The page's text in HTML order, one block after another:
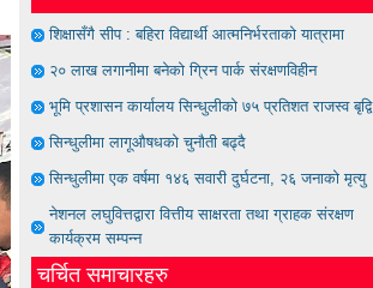
शिक्षासँगै सीप : बहिरा विद्यार्थी आत्मनिर्भरताको यात्रामा
२० लाख लगानीमा बनेको ग्रिन पार्क संरक्षणविहीन
भूमि प्रशासन कार्यालय सिन्धुलीको ७५ प्रतिशत राजस्व बृद्वि
सिन्धुलीमा लागूऔषधको चुनौती बढ्दै
सिन्धुलीमा एक वर्षमा १४६ सवारी दुर्घटना, २६ जनाको मृत्यु
नेशनल लघुवित्तद्वारा वित्तीय साक्षरता तथा ग्राहक संरक्षण
कार्यक्रम सम्पन्न
चर्चित समाचारहरु